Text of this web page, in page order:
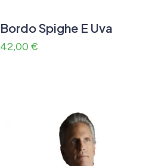
Bordo Spighe E Uva
42,00 €